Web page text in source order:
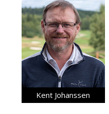
Kent Johanssen